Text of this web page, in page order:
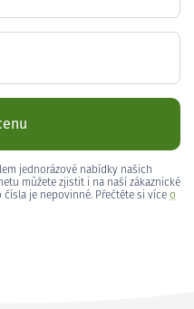
jednorázové nabídky našich
můžete zjistit i na naší zákaznické
je nepovinné. Přečtěte si více o